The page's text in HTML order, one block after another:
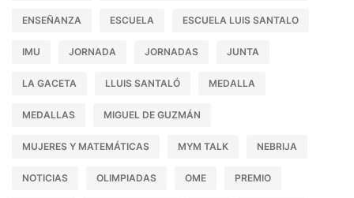
ENSEÑANZA ESCUELA ESCUELA LUIS SANTALO
IMU JORNADA JORNADAS JUNTA
LA GACETA LLUIS SANTALÓ MEDALLA
MEDALLAS MIGUEL DE GUZMÁN
MUJERES Y MATEMÁTICAS MYM TALK NEBRIJA
NOTICIAS OLIMPIADAS OME PREMIO